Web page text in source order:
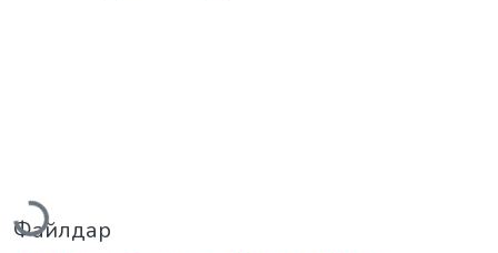
Жүктеу...
Файлдар